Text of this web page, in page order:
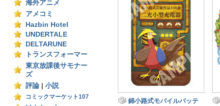
海外アニメ
アメコミ
Hazbin Hotel
UNDERTALE
DELTARUNE
トランスフォーマー
東京放課後サモナー
ズ
評論
小説
コミックマーケット107
錦小路式モバイルバッテ